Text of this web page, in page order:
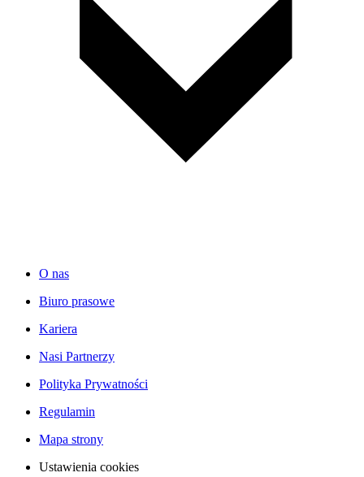
O nas
Biuro prasowe
Kariera
Nasi Partnerzy
Polityka Prywatności
Regulamin
Mapa strony
Ustawienia cookies